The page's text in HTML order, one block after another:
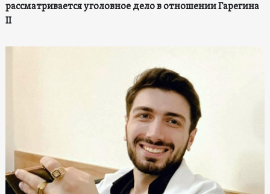
рассматривается уголовное дело в отношении Гарегина
II